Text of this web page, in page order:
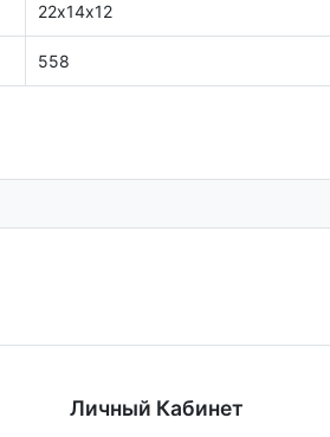
22х14х12
558
Личный Кабинет